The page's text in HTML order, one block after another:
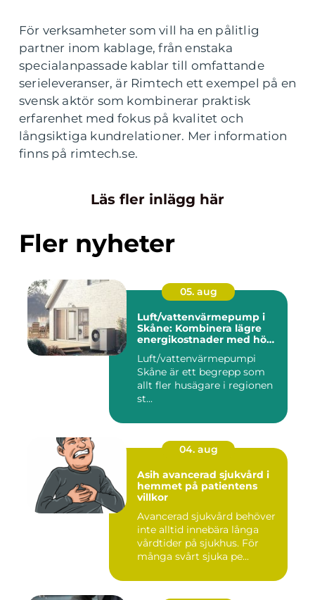
För verksamheter som vill ha en pålitlig
partner inom kablage, från enstaka
specialanpassade kablar till omfattande
serieleveranser, är Rimtech ett exempel på en
svensk aktör som kombinerar praktisk
erfarenhet med fokus på kvalitet och
långsiktiga kundrelationer. Mer information
finns på rimtech.se.
Läs fler inlägg här
Fler nyheter
05. aug
Luft/vattenvärmepump i
Skåne: Kombinera lägre
energikostnader med hög
komfort
Luft/vattenvärmepumpi
Skåne är ett begrepp som
allt fler husägare i regionen
st...
04. aug
Asih avancerad sjukvård i
hemmet på patientens
villkor
Avancerad sjukvård behöver
inte alltid innebära långa
vårdtider på sjukhus. För
många svårt sjuka pe...